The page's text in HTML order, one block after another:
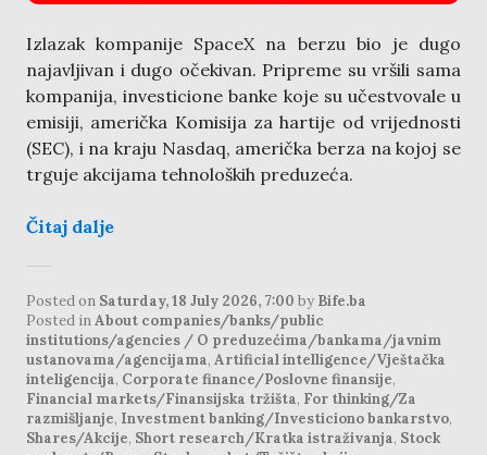
Izlazak kompanije SpaceX na berzu bio je dugo
najavljivan i dugo očekivan. Pripreme su vršili sama
kompanija, investicione banke koje su učestvovale u
emisiji, američka Komisija za hartije od vrijednosti
(SEC), i na kraju Nasdaq, američka berza na kojoj se
trguje akcijama tehnoloških preduzeća.
Čitaj dalje
Posted on Saturday, 18 July 2026, 7:00 by Bife.ba
Posted inAbout companies/banks/public
institutions/agencies / O preduzećima/bankama/javnim
ustanovama/agencijama, Artificial intelligence/Vještačka
inteligencija, Corporate finance/Poslovne finansije,
Financial markets/Finansijska tržišta, For thinking/Za
razmišljanje, Investment banking/Investiciono bankarstvo,
Shares/Akcije, Short research/Kratka istraživanja, Stock